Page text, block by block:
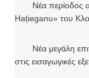
Νέα περίοδος
Hațieganu» του
Νέα μεγάλη
στις εισαγωγικές